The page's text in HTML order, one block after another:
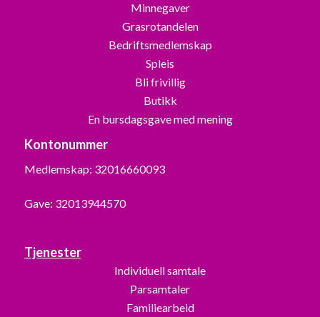
Minnegaver
Grasrotandelen
Bedriftsmedlemskap
Spleis
Bli frivillig
Butikk
En bursdagsgave med mening
Kontonummer
Medlemskap: 32016660093
Gave: 32013944570
Tjenester
Individuell samtale
Parsamtaler
Familiearbeid